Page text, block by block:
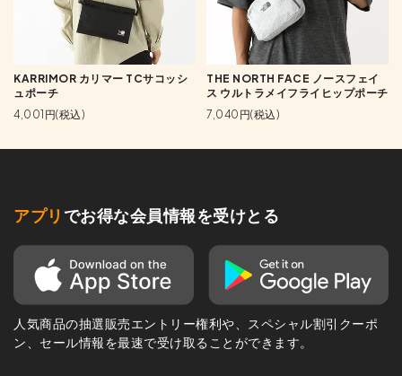
KARRIMOR カリマー TCサコッシ
ュポーチ
4,001円(税込)
THE NORTH FACE ノースフェイ
ス ウルトラメイフライヒップポーチ
7,040円(税込)
アプリ でお得な会員情報を受けとる
人気商品の抽選販売エントリー権利や、スペシャル割引クーポ
ン、セール情報を最速で受け取ることができます。